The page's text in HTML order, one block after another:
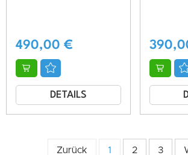
490,00 €
DETAILS
Zurück 1 2 3